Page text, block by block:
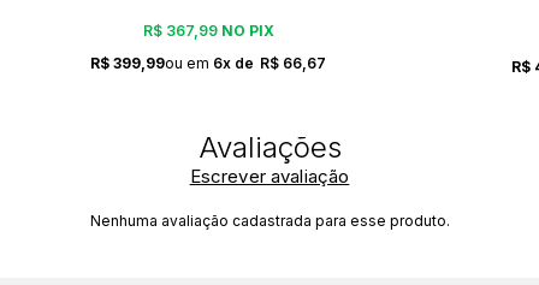
R$ 367,99NO PIX
R$ 399,99
6x R$ 66,67 R$
Escrever avaliação
Nenhuma avaliação cadastrada para esse produto.